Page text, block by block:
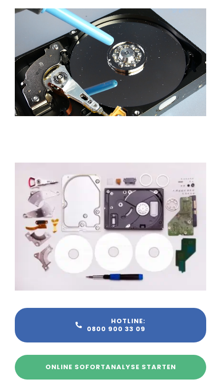
HOTLINE:
0800 900 33 09
ONLINE SOFORTANALYSE STARTEN